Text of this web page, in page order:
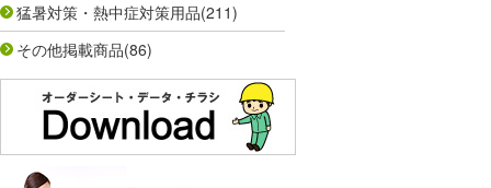
猛暑対策・熱中症対策用品(211)
その他掲載商品(86)